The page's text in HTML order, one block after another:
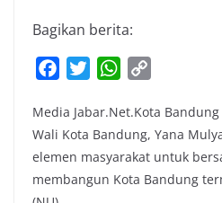
Bagikan berita:
c
e
b
o
i
t
t
e
W
a
t
s
A
p
y
L
i
Media Jabar.Net.Kota Bandung
Wali Kota Bandung, Yana
elemen masyarakat untuk
membangun Kota Bandung